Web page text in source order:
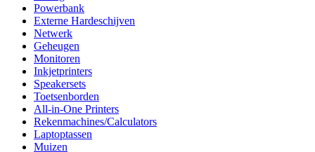
Powerbank
Externe Hardeschijven
Netwerk
Geheugen
Monitoren
Inkjetprinters
Speakersets
Toetsenborden
All-in-One Printers
Rekenmachines/Calculators
Laptoptassen
Muizen